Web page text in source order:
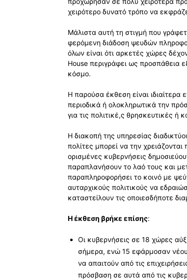
χειρότερο δυνατό τρόπο να
Μάλιστα αυτή τη στιγμή που
φερόμενη διάδοση ψευδών
όλων είναι ότι αρκετές χώρες
House περιγράφει ως προσπάθεια
κόσμο.
Η παρούσα έκθεση είναι ιδιαίτερα
περιοδικά ή ολοκληρωτικά την
για τις πολιτικέ,ς θρησκευτικές ή
Η διακοπή της υπηρεσίας
πολίτες μπορεί να την
ορισμένες κυβερνήσεις
παραπλανήσουν το λαό τους και
παραπληροφορήσει το κοινό με
αυταρχικούς πολιτικούς να
καταστείλουν τις οποιεσδήποτε
Η έκθεση βρήκε επίσης:
Οι κυβερνήσεις σε 18 χώρες
σήμερα, ενώ 15 εφάρμοσαν
να απαιτούν από τις
πρόσβαση σε αυτά από τις